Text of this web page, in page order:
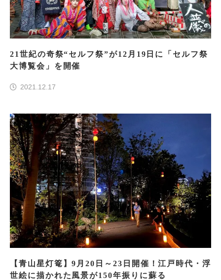
21世紀の奇祭“セルフ祭”が12月19日に「セルフ祭
大博覧会」を開催
2021.12.17
【青山星灯篭】9月20日～23日開催！江戸時代・浮
世絵に描かれた風景が150年振りに蘇る